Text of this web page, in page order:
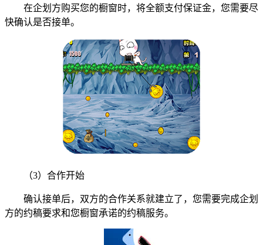
在企划方购买您的橱窗时，将全额支付保证金，您需要尽
快确认是否接单。
（3）合作开始
确认接单后，双方的合作关系就建立了，您需要完成企划
方的约稿要求和您橱窗承诺的约稿服务。